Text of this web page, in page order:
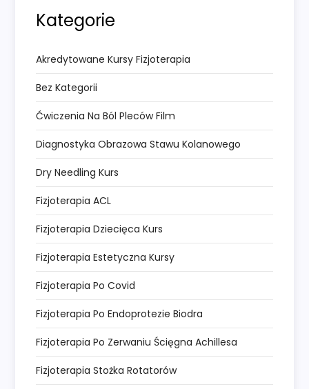
Kategorie
Akredytowane Kursy Fizjoterapia
Bez Kategorii
Ćwiczenia Na Ból Pleców Film
Diagnostyka Obrazowa Stawu Kolanowego
Dry Needling Kurs
Fizjoterapia ACL
Fizjoterapia Dziecięca Kurs
Fizjoterapia Estetyczna Kursy
Fizjoterapia Po Covid
Fizjoterapia Po Endoprotezie Biodra
Fizjoterapia Po Zerwaniu Ścięgna Achillesa
Fizjoterapia Stożka Rotatorów